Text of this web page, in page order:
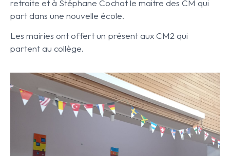
retraite et à Stéphane Cochat le maitre des CM qui
part dans une nouvelle école.
Les mairies ont offert un présent aux CM2 qui
partent au collège.